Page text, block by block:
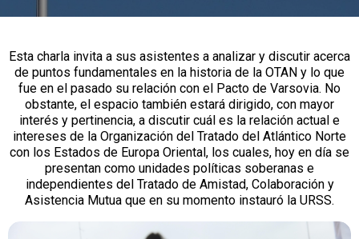
Esta charla invita a sus asistentes a analizar y discutir acerca
de puntos fundamentales en la historia de la OTAN y lo que
fue en el pasado su relación con el Pacto de Varsovia. No
obstante, el espacio también estará dirigido, con mayor
interés y pertinencia, a discutir cuál es la relación actual e
intereses de la Organización del Tratado del Atlántico Norte
con los Estados de Europa Oriental, los cuales, hoy en día se
presentan como unidades políticas soberanas e
independientes del Tratado de Amistad, Colaboración y
Asistencia Mutua que en su momento instauró la URSS.